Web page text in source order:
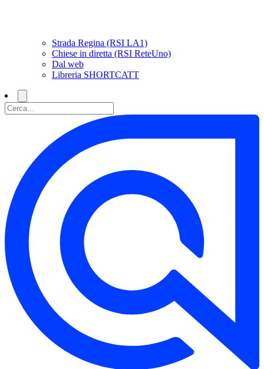
Strada Regina (RSI LA1)
Chiese in diretta (RSI ReteUno)
Dal web
Libreria SHORTCATT